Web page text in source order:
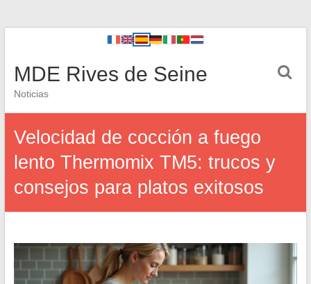
MDE Rives de Seine
Noticias
Velocidad de cocción a fuego
lento Thermomix TM5: trucos y
consejos para platos exitosos